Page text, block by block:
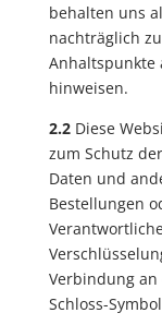
behalten uns
nachträglich
Anhaltspunkte
hinweisen.
2.2Diese
zum Schutz
Daten und
Bestellungen
Verbindung an
Schloss-